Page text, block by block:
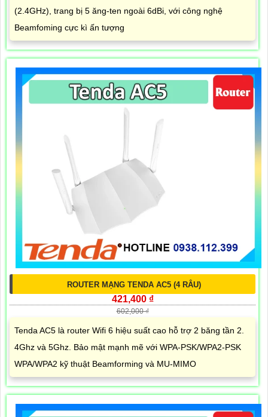
(2.4GHz), trang bị 5 ăng-ten ngoài 6dBi, với công nghệ
Beamfoming cực kì ấn tượng
ROUTER MẠNG TENDA AC5 (4 RÂU)
421,400 ₫
602,000 ₫
Tenda AC5 là router Wifi 6 hiệu suất cao hỗ trợ 2 băng tần 2.
4Ghz và 5Ghz. Bảo mật mạnh mẽ với WPA-PSK/WPA2-PSK
WPA/WPA2 kỹ thuật Beamforming và MU-MIMO